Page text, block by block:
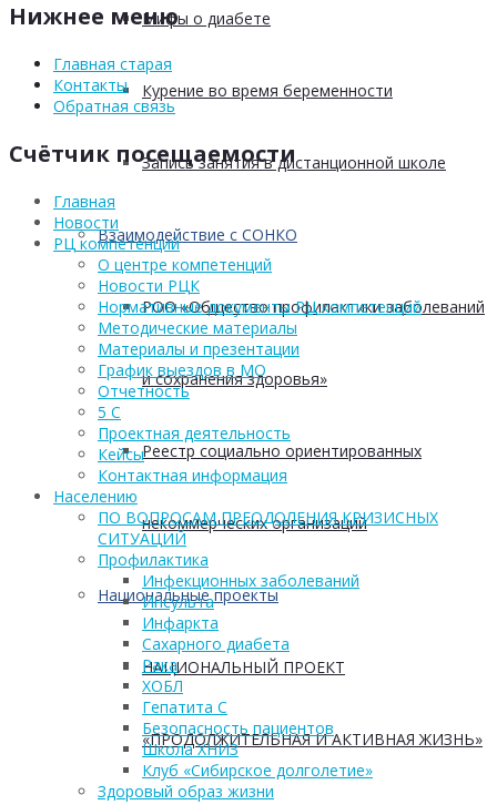
Мифы о диабете
Курение во время беременности
Запись занятия в дистанционной школе
Взаимодействие с СОНКО
РОО «Общество профилактики заболеваний
и сохранения здоровья»
Реестр социально ориентированных
некоммерческих организаций
Национальные проекты
НАЦИОНАЛЬНЫЙ ПРОЕКТ
«ПРОДОЛЖИТЕЛЬНАЯ И АКТИВНАЯ ЖИЗНЬ»
Нижнее меню
Главная старая
Контакты
Обратная связь
Счётчик посещаемости
Главная
Новости
РЦ компетенций
О центре компетенций
Новости РЦК
Нормативные документы РЦ компетенций
Методические материалы
Материалы и презентации
График выездов в МО
Отчетность
5 С
Проектная деятельность
Кейсы
Контактная информация
Населению
ПО ВОПРОСАМ ПРЕОДОЛЕНИЯ КРИЗИСНЫХ
СИТУАЦИЙ
Профилактика
Инфекционных заболеваний
Инсульта
Инфаркта
Сахарного диабета
Рака
ХОБЛ
Гепатита С
Безопасность пациентов
Школа ХНИЗ
Клуб «Сибирское долголетие»
Здоровый образ жизни